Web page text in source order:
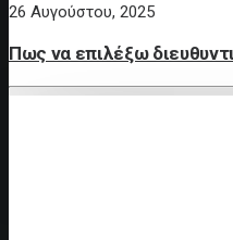
26 Αυγούστου, 2025
Πως να επιλέξω